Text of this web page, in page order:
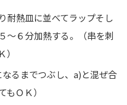
耐熱皿に並べてラップそし
～６分加熱する。（串を刺
るまでつぶし、 a)と混ぜ合
ＯＫ）